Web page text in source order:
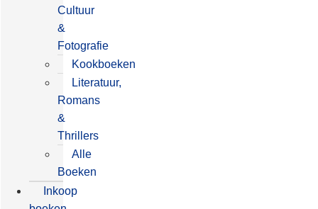
Cultuur
&
Fotografie
Kookboeken
Literatuur,
Romans
&
Thrillers
Alle
Boeken
Inkoop